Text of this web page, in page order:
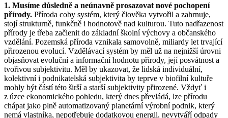
1. Musíme důsledně a neúnavně prosazovat nové pochopení
přírody. Příroda coby systém, který člověka vytvořil a zahrnuje,
stojí strukturně, funkčně i hodnotově nad kulturou. Tuto nadřazenost
přírody je třeba začlenit do základní školní výchovy a občanského
vzdělání. Pozemská příroda vznikala samovolně, miliardy let trvající
přirozenou evolucí. Vzdělávací systém by měl už na nejnižší úrovni
objasňovat evoluční a informační hodnotu přírody, její posvátnost a
tvořivou subjektivitu. Měl by ukazovat, že lidská individuální,
kolektivní i podnikatelská subjektivita by teprve v biofilní kultuře
mohly být částí této širší a starší subjektivity přirozené. Vždyť i
z úzce ekonomického pohledu, který dnes převládá, lze přírodu
chápat jako plně automatizovaný planetární výrobní podnik, který
nemá vlastníka, nepotřebuje dodatkovou energii, nevytváří odpady